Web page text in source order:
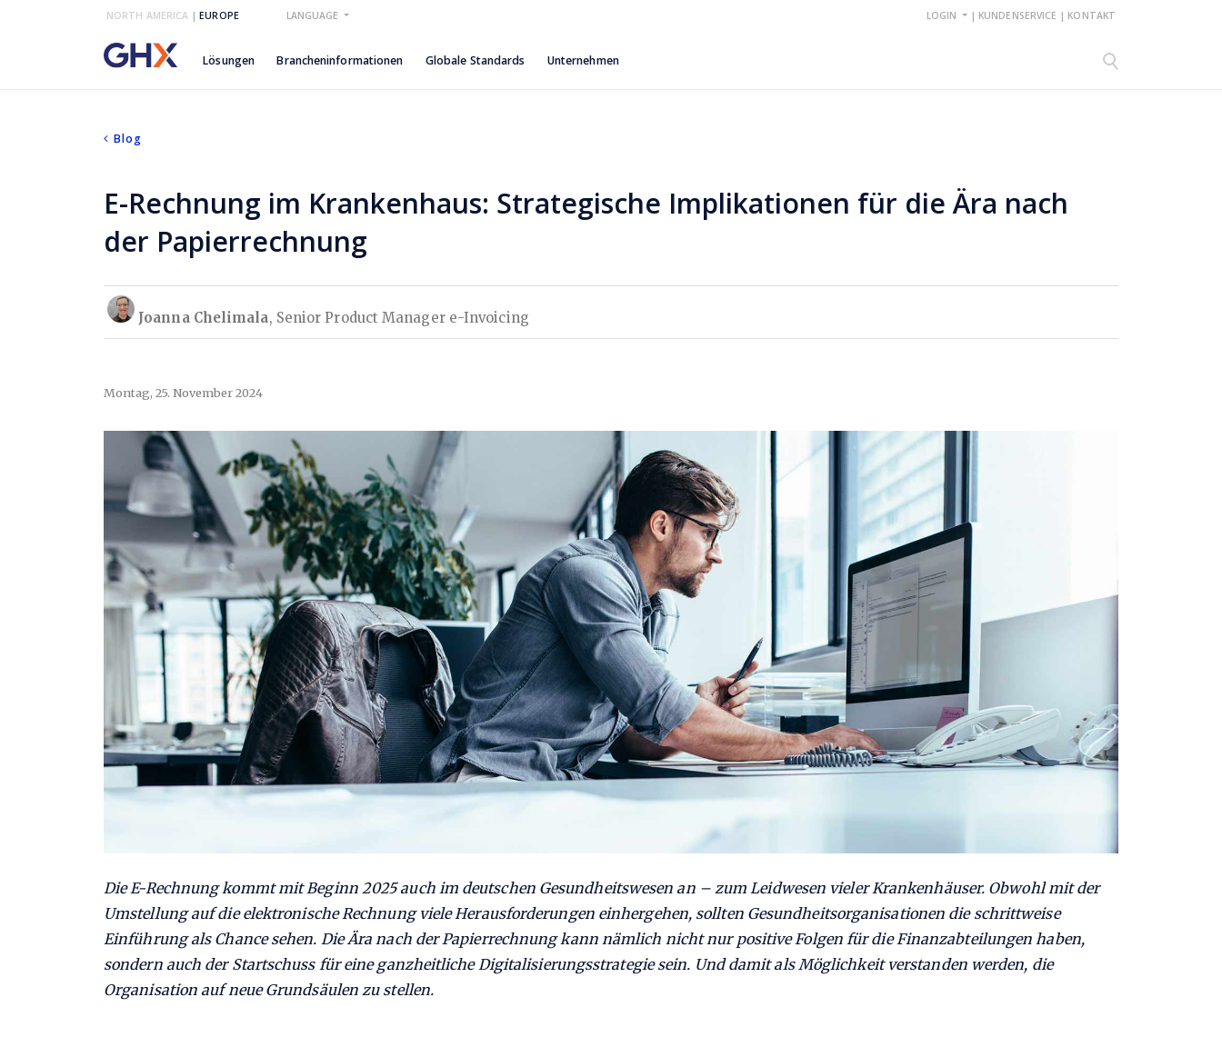
NORTH AMERICA | EUROPE LANGUAGE LOGIN | KUNDENSERVICE | KONTAKT
Lösungen Brancheninformationen Globale Standards Unternehmen
Blog
E-Rechnung im Krankenhaus: Strategische Implikationen für die Ära nach
der Papierrechnung
Joanna Chelimala, Senior Product Manager e-Invoicing
Montag, 25. November 2024
Die E-Rechnung kommt mit Beginn 2025 auch im deutschen Gesundheitswesen an – zum Leidwesen vieler Krankenhäuser. Obwohl mit der
Umstellung auf die elektronische Rechnung viele Herausforderungen einhergehen, sollten Gesundheitsorganisationen die schrittweise
Einführung als Chance sehen. Die Ära nach der Papierrechnung kann nämlich nicht nur positive Folgen für die Finanzabteilungen haben,
sondern auch der Startschuss für eine ganzheitliche Digitalisierungsstrategie sein. Und damit als Möglichkeit verstanden werden, die
Organisation auf neue Grundsäulen zu stellen.